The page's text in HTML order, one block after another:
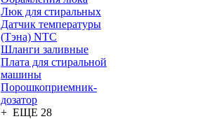
Люк для стиральных
Датчик температуры
(Тэна) NTC
Шланги заливные
Плата для стиральной
машины
Порошкоприемник-
дозатор
+ ЕЩЕ 28